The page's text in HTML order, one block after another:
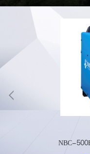
NBC-
